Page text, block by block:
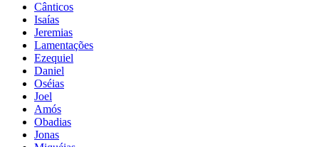
Cânticos
Isaías
Jeremias
Lamentações
Ezequiel
Daniel
Oséias
Joel
Amós
Obadias
Jonas